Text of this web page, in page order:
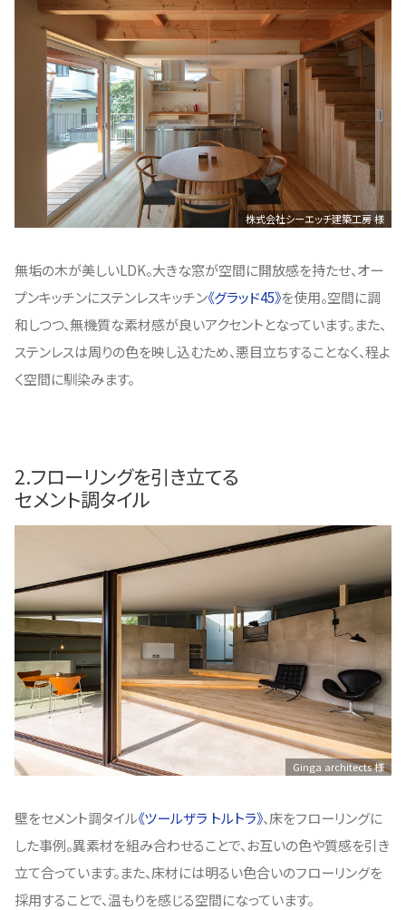
株式会社シーエッチ建築工房 様
無垢の木が美しいLDK。大きな窓が空間に開放感を持たせ、オー
プンキッチンにステンレスキッチン《グラッド45》を使用。空間に調
和しつつ、無機質な素材感が良いアクセントとなっています。また、
ステンレスは周りの色を映し込むため、悪目立ちすることなく、程よ
く空間に馴染みます。
2.フローリングを引き立てる
セメント調タイル
Ginga architects 様
壁をセメント調タイル《ツールザラ トルトラ》、床をフローリングに
した事例。異素材を組み合わせることで、お互いの色や質感を引き
立て合っています。また、床材には明るい色合いのフローリングを
採用することで、温もりを感じる空間になっています。